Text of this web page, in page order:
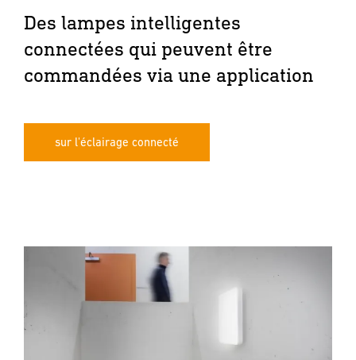
Des lampes intelligentes
connectées qui peuvent être
commandées via une application
sur l'éclairage connecté